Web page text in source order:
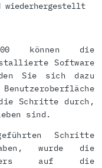
wiederhergestellt
können die
Software
Sie sich dazu
Schritte durch,
sind.
Schritte
wurde die
auf die